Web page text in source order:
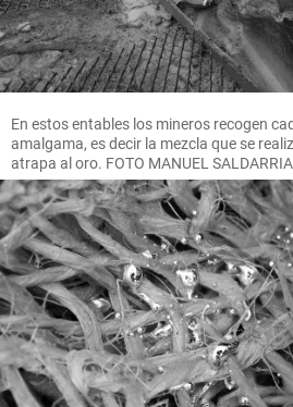
En estos entables los mineros recogen
amalgama, es decir la mezcla que se
atrapa al oro. FOTO MANUEL